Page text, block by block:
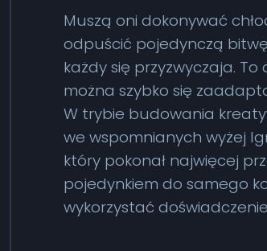
Muszą oni dokonywać
odpuścić pojedynczą
każdy się przyzwyczaja.
można szybko się
W trybie budowania
we wspomnianych wyżej
który pokonał najwięcej
pojedynkiem do samego
wykorzystać